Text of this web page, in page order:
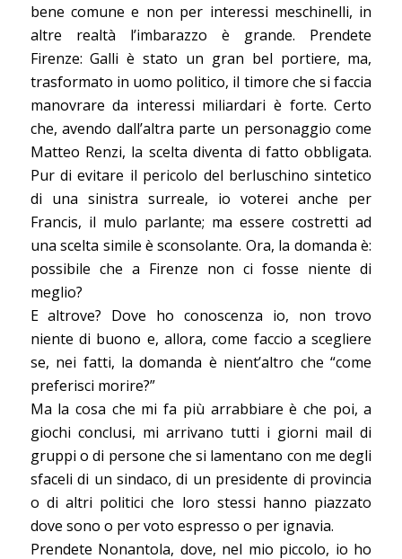
bene comune e non per interessi meschinelli, in
altre realtà l’imbarazzo è grande. Prendete
Firenze: Galli è stato un gran bel portiere, ma,
trasformato in uomo politico, il timore che si faccia
manovrare da interessi miliardari è forte. Certo
che, avendo dall’altra parte un personaggio come
Matteo Renzi, la scelta diventa di fatto obbligata.
Pur di evitare il pericolo del berluschino sintetico
di una sinistra surreale, io voterei anche per
Francis, il mulo parlante; ma essere costretti ad
una scelta simile è sconsolante. Ora, la domanda è:
possibile che a Firenze non ci fosse niente di
meglio?
E altrove? Dove ho conoscenza io, non trovo
niente di buono e, allora, come faccio a scegliere
se, nei fatti, la domanda è nient’altro che “come
preferisci morire?”
Ma la cosa che mi fa più arrabbiare è che poi, a
giochi conclusi, mi arrivano tutti i giorni mail di
gruppi o di persone che si lamentano con me degli
sfaceli di un sindaco, di un presidente di provincia
o di altri politici che loro stessi hanno piazzato
dove sono o per voto espresso o per ignavia.
Prendete Nonantola, dove, nel mio piccolo, io ho